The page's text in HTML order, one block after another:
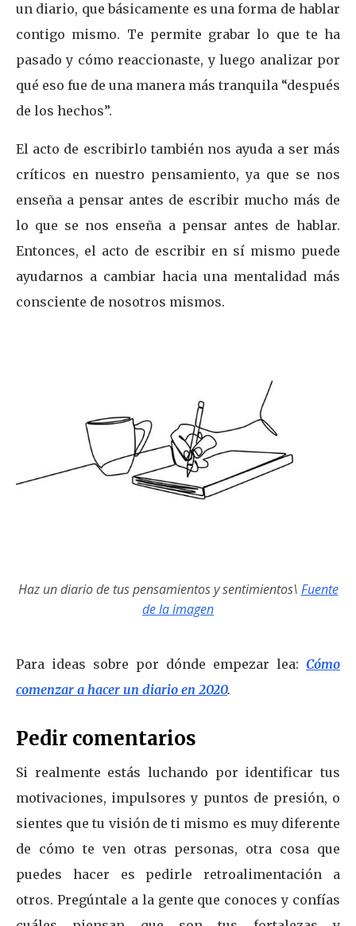
un diario, que básicamente es una forma de hablar
contigo mismo. Te permite grabar lo que te ha
pasado y cómo reaccionaste, y luego analizar por
qué eso fue de una manera más tranquila “después
de los hechos”.
El acto de escribirlo también nos ayuda a ser más
críticos en nuestro pensamiento, ya que se nos
enseña a pensar antes de escribir mucho más de
lo que se nos enseña a pensar antes de hablar.
Entonces, el acto de escribir en sí mismo puede
ayudarnos a cambiar hacia una mentalidad más
consciente de nosotros mismos.
Haz un diario de tus pensamientos y sentimientos\ Fuente
de la imagen
Para ideas sobre por dónde empezar lea: Cómo
comenzar a hacer un diario en 2020.
Pedir comentarios
Si realmente estás luchando por identificar tus
motivaciones, impulsores y puntos de presión, o
sientes que tu visión de ti mismo es muy diferente
de cómo te ven otras personas, otra cosa que
puedes hacer es pedirle retroalimentación a
otros. Pregúntale a la gente que conoces y confías